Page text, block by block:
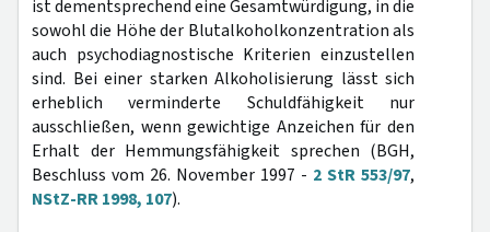
ist dementsprechend eine Gesamtwürdigung, in die
sowohl die Höhe der Blutalkoholkonzentration als
auch psychodiagnostische Kriterien einzustellen
sind. Bei einer starken Alkoholisierung lässt sich
erheblich verminderte Schuldfähigkeit nur
ausschließen, wenn gewichtige Anzeichen für den
Erhalt der Hemmungsfähigkeit sprechen (BGH,
Beschluss vom 26. November 1997 - 2 StR 553/97,
NStZ-RR 1998, 107).